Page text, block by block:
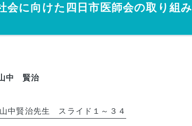
けた四日市医師会の取り組み
中 賢治
中賢治先生 スライド１～３４